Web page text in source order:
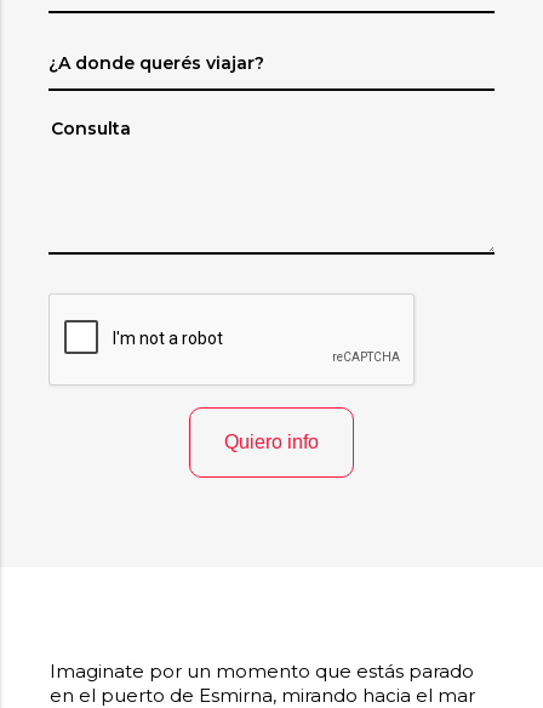
Imaginate por un momento que estás parado
en el puerto de Esmirna, mirando hacia el mar